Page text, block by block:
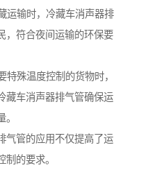
运输时，冷藏车消声器排
，符合夜间运输的环保要
殊温度控制的货物时，
藏车消声器排气管确保运
气管的应用不仅提高了运
的要求。